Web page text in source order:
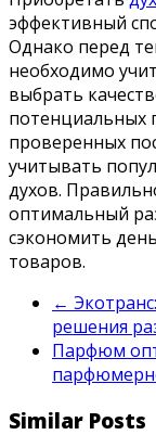
эффективный
Однако перед
необходимо
выбрать
потенциальных
проверенных
учитывать
духов.
оптимальный
сэкономить
товаров.
←
решения
Парфюм
Similar Posts